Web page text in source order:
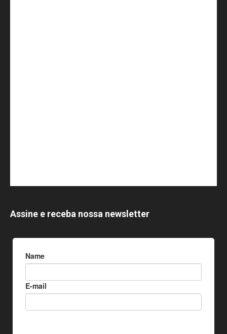
Assine e receba nossa newsletter